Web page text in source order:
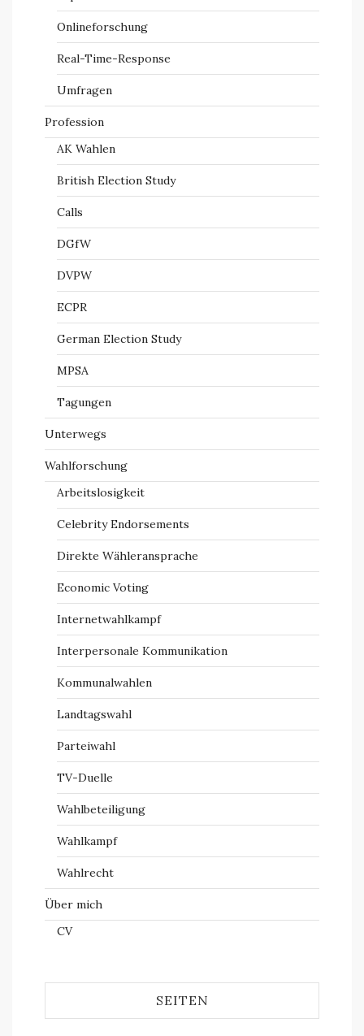
Onlineforschung
Real-Time-Response
Umfragen
Profession
AK Wahlen
British Election Study
Calls
DGfW
DVPW
ECPR
German Election Study
MPSA
Tagungen
Unterwegs
Wahlforschung
Arbeitslosigkeit
Celebrity Endorsements
Direkte Wähleransprache
Economic Voting
Internetwahlkampf
Interpersonale Kommunikation
Kommunalwahlen
Landtagswahl
Parteiwahl
TV-Duelle
Wahlbeteiligung
Wahlkampf
Wahlrecht
Über mich
CV
SEITEN